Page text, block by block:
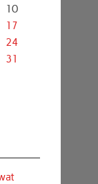
10
17
24
31